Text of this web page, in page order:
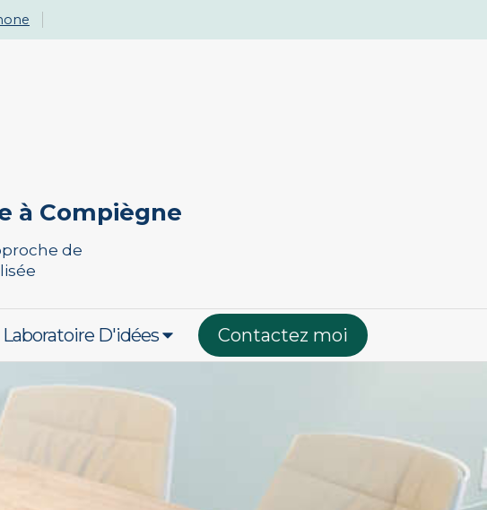
à Compiègne
de
Laboratoire D'idées Contactez moi